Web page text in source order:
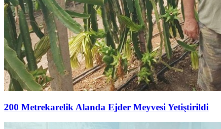
200 Metrekarelik Alanda Ejder Meyvesi Yetiştirildi